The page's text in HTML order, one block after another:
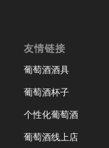
友情链接
葡萄酒酒具
葡萄酒杯子
个性化葡萄酒
葡萄酒线上店